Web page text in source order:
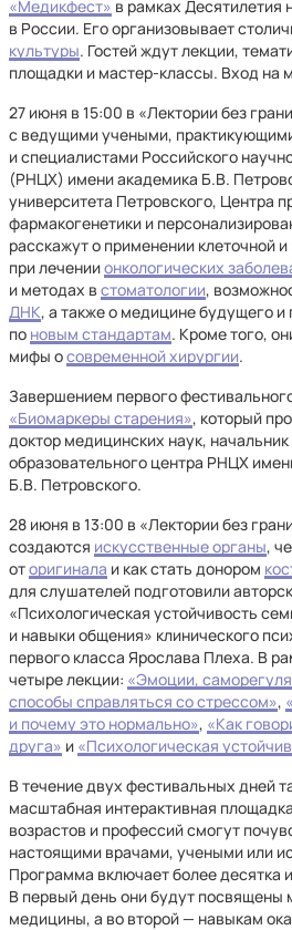
«Медикфест» в рамках Десятилетия
в России. Его организовывает
культуры. Гостей ждут лекции,
площадки и мастер-классы. Вход на
27 июня в 15:00 в «Лектории без
с ведущими учеными,
и специалистами Российского
(РНЦХ) имени академика Б.В.
университета Петровского, Центра
фармакогенетики и
расскажут о применении клеточной
при лечениионкологических
и методах в стоматологии,
ДНК, а также о медицине будущего и
по новым стандартам. Кроме того,
мифы осовременной хирургии.
Завершением первого
«Биомаркеры старения», который
доктор медицинских наук,
образовательного центра РНЦХ
Б.В. Петровского.
28 июня в 13:00 в «Лектории без
создаются искусственные органы,
оторигинала и как стать донором
для слушателей подготовили
«Психологическая устойчивость
и навыки общения» клинического
первого класса Ярослава Плеха. В
четыре лекции: «Эмоции,
способы справляться со стрессом»,
и почему это нормально», «Как
друга» и «Психологическая
В течение двух фестивальных дней
масштабная интерактивная
возрастов и профессий смогут
настоящими врачами, учеными или
Программа включает более десятка
В первый день они будут посвящены
медицины, а во второй — навыкам